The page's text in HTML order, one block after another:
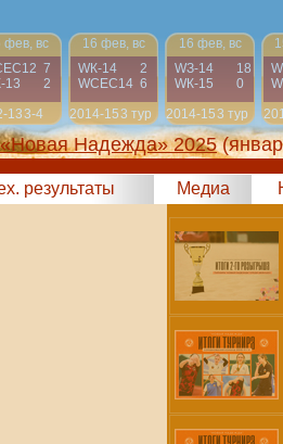
фев, вс
7
13
2
133-4
16 фев, вс
WК-14
2
WСЕС14 6
2014-153 тур
16 фев, вс
WЗ-14
18
WК-15
0
2014-153 тур
«Новая Надежда» 2025
результаты Медиа